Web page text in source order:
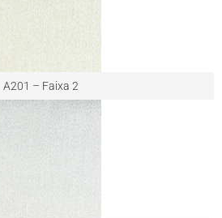
A201 – Faixa 2